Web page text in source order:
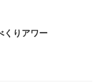
くりアワー